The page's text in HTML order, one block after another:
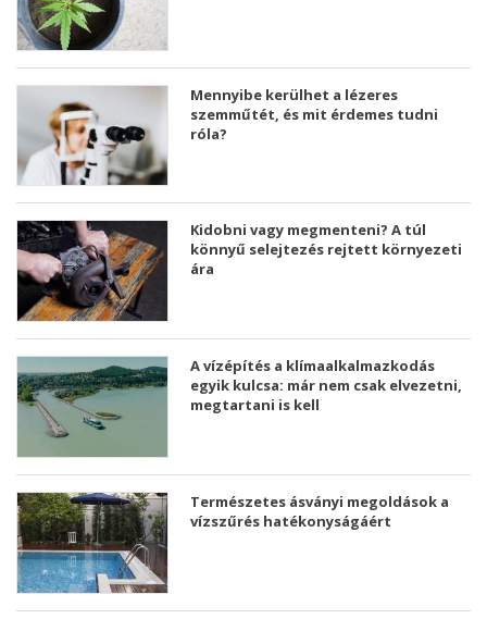
Mennyibe kerülhet a lézeres
szemműtét, és mit érdemes tudni
róla?
Kidobni vagy megmenteni? A túl
könnyű selejtezés rejtett környezeti
ára
A vízépítés a klímaalkalmazkodás
egyik kulcsa: már nem csak elvezetni,
megtartani is kell
Természetes ásványi megoldások a
vízszűrés hatékonyságáért